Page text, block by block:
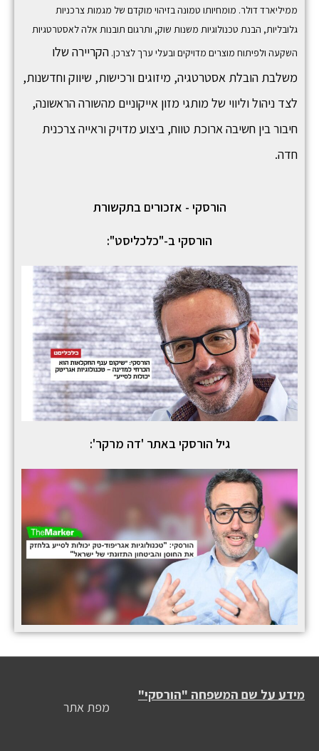
ממיליארד דולר. מומחיותו טמונה בזיהוי מוקדם של מגמות צרכניות
גלובליות, הבנת טכנולוגיות משנות שוק, ותרגום תובנות אלה לאסטרטגיות
השקעה ולפיתוח מוצרים מדויקים ובעלי ערך לצרכן. הקריירה שלו
משלבת הובלת אסטרטגיה, מיזוגים ורכישות, שיווק וחדשנות,
לצד ניהול וליווי של מותגי מזון אייקוניים מהשורה הראשונה,
חיבור בין חשיבה ארוכת טווח, ביצוע מדויק וראייה צרכנית
חדה.
הורסקי - אזכורים בתקשורת
הורסקי ב-"כלכליסט":
גיל הורסקי באתר 'דה מרקר':
מידע על שם המשפחה "הורסקי"
מפת אתר